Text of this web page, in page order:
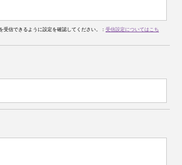
受信できるように設定を確認してください。： 受信設定についてはこち